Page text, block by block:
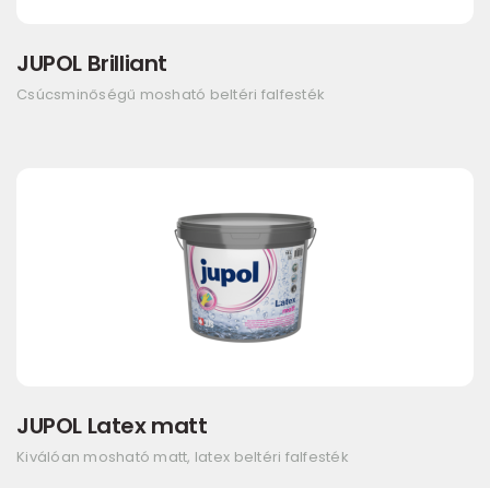
JUPOL Brilliant
Csúcsminőségű mosható beltéri falfesték
JUPOL Latex matt
Kiválóan mosható matt, latex beltéri falfesték